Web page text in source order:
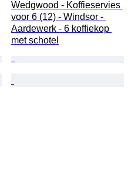
Wedgwood - Koffieservies
voor 6 (12) - Windsor -
Aardewerk - 6 koffiekop
met schotel